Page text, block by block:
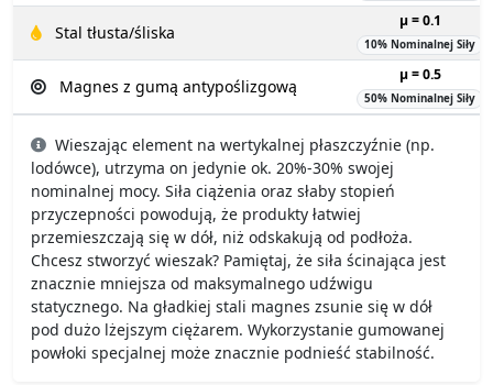
Stal tłusta/śliska
µ = 0.1
10% Nominalnej Siły
Magnes z gumą antypoślizgową
µ = 0.5
50% Nominalnej Siły
Wieszając element na wertykalnej płaszczyźnie (np.
lodówce), utrzyma on jedynie ok. 20%-30% swojej
nominalnej mocy. Siła ciążenia oraz słaby stopień
przyczepności powodują, że produkty łatwiej
przemieszczają się w dół, niż odskakują od podłoża.
Chcesz stworzyć wieszak? Pamiętaj, że siła ścinająca jest
znacznie mniejsza od maksymalnego udźwigu
statycznego. Na gładkiej stali magnes zsunie się w dół
pod dużo lżejszym ciężarem. Wykorzystanie gumowanej
powłoki specjalnej może znacznie podnieść stabilność.